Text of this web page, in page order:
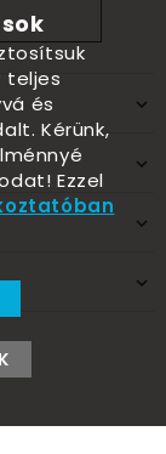
teljes
és
Kérünk,
Ezzel